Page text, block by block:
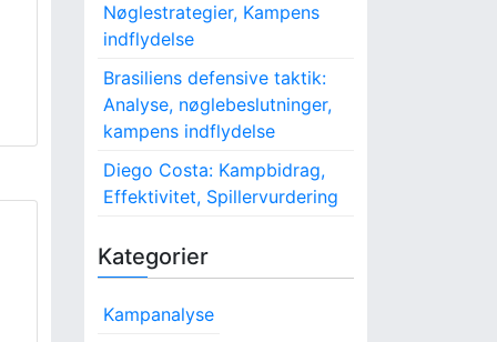
Nøglestrategier, Kampens
indflydelse
Brasiliens defensive taktik:
Analyse, nøglebeslutninger,
kampens indflydelse
Diego Costa: Kampbidrag,
Effektivitet, Spillervurdering
Kategorier
Kampanalyse